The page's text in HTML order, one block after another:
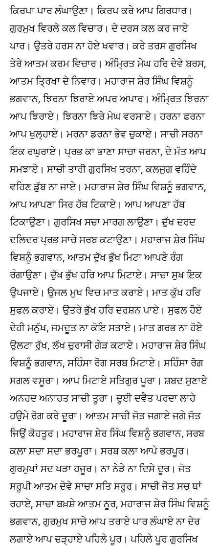
ਕਿਰਪਾ ਪਾਰ ਲੰਘਾਉਣਾ। ਕਿਰਪ ਕਰੇ ਆਪ ਗਿਰਧਾਰ।
ਗੁਰਮੁਖ ਵਿਰਲੇ ਕਲ ਵਿਚਾਰ। ਦੇ ਦਰਸ ਕਲ ਕਰ ਜਾਏ
ਪਾਰ। ਉਤਰੇ ਹਰਸ ਨਾ ਹੋਏ ਖਵਾਰ। ਕਰੇ ਤਰਸ ਗੁਰਸਿਖ
ਤੇਰੇ ਆਤਮ ਕਰਮ ਵਿਚਾਰ। ਅੰਮ੍ਰਿਤ ਮੇਘ ਹਰਿ ਦੇਵੇ ਬਰਸ,
ਆਤਮ ਤ੍ਰਿਖਾ ਦੇ ਨਿਵਾਰ। ਮਹਾਰਾਜ ਸ਼ੇਰ ਸਿੰਘ ਵਿਸ਼ਨੂੰ
ਭਗਵਾਨ, ਝਿਰਨਾ ਝਿਰਾਏ ਅਪਰ ਅਪਾਰ। ਅੰਮ੍ਰਿਤ ਝਿਰਨਾ
ਆਪ ਝਿਰਾਏ। ਝਿਰਨਾ ਝਿਰੇ ਮੇਘ ਵਰਸਾਏ। ਹਰਨਾ ਫਰਨਾ
ਆਪ ਖੁਲ੍ਹਾਏ। ਮਰਨਾ ਡਰਨਾ ਭੇਵ ਚੁਕਾਏ। ਸਾਚੀ ਸਰਨਾ
ਇਕ ਰਘੁਰਾਏ। ਪ੍ਰਭ ਕਾ ਭਾਣਾ ਸਾਚਾ ਜਰਨਾ, ਦੇ ਮੱਤ ਆਪ
ਸਮਝਾਏ। ਸਾਚੀ ਤਾਰੀ ਗੁਰਸਿਖ ਤਰਨਾ, ਕਲਜੁਗ ਵਹਿੰਦੇ
ਵਹਿਣ ਡੁੱਬ ਨਾ ਜਾਏ। ਮਹਾਰਾਜ ਸ਼ੇਰ ਸਿੰਘ ਵਿਸ਼ਨੂੰ ਭਗਵਾਨ,
ਆਪ ਆਪਣਾ ਸਿਰ ਹੱਥ ਟਿਕਾਏ। ਆਪ ਆਪਣਾ ਹੱਥ
ਟਿਕਾਉਣਾ। ਗੁਰਸਿਖ ਸਚਾ ਮਾਰਗ ਲਾਉਣਾ। ਦੁੱਖ ਦਰਦ
ਦਲਿਦਰ ਪ੍ਰਭ ਸਾਚੇ ਸਰਬ ਕਟਾਉਣਾ। ਮਹਾਰਾਜ ਸ਼ੇਰ ਸਿੰਘ
ਵਿਸ਼ਨੂੰ ਭਗਵਾਨ, ਆਤਮ ਦੁੱਖ ਭੁੱਖ ਮਿਟਾ ਆਪਣੇ ਰੰਗ
ਰੰਗਾਉਣਾ। ਦੁੱਖ ਭੁੱਖ ਹਰਿ ਆਪ ਮਿਟਾਏ। ਸਾਚਾ ਸੁਖ ਇਕ
ਉਪਜਾਏ। ਉਜਲ ਮੁਖ ਵਿਚ ਮਾਤ ਕਰਾਏ। ਮਾਤ ਕੁੱਖ ਹਰਿ
ਸੁਫਲ ਕਰਾਏ। ਉਤਰੇ ਭੁੱਖ ਹਰਿ ਦਰਸ਼ਨ ਪਾਏ। ਸੁਫਲ ਹੋਏ
ਦੇਹੀ ਮਨੁੱਖ, ਜਮਦੂਤ ਨਾ ਕੋਇ ਸਤਾਏ। ਮਾਤ ਗਰਭ ਨਾ ਹੋਏ
ਉਲਟਾ ਰੁੱਖ, ਲੱਖ ਚੁਰਾਸੀ ਗੇੜ ਕਟਾਏ। ਮਹਾਰਾਜ ਸ਼ੇਰ ਸਿੰਘ
ਵਿਸ਼ਨੂੰ ਭਗਵਾਨ, ਸਹਿੰਸਾ ਰੋਗ ਸਰਬ ਮਿਟਾਏ। ਸਹਿੰਸਾ ਰੋਗ
ਸਗਲ ਵਸੂਰਾ। ਆਪ ਮਿਟਾਏ ਸਤਿਗੁਰ ਪੂਰਾ। ਸ਼ਬਦ ਸੁਣਾਏ
ਅਨਹਦ ਅਨਾਹਤ ਸਾਚੀ ਤੂਰਾ। ਦੂਈ ਦਵੈਤ ਪਰਦਾ ਲਾਹੇ
ਹਉਮੇ ਰੋਗ ਕਰੇ ਦੂਰਾ। ਆਤਮ ਸਾਚੀ ਜੋਤ ਜਗਾਏ ਜਗੇ ਜੋਤ
ਜਿਉਂ ਕੋਹਤੂਰ। ਮਹਾਰਾਜ ਸ਼ੇਰ ਸਿੰਘ ਵਿਸ਼ਨੂੰ ਭਗਵਾਨ, ਸਰਬ
ਕਲਾ ਸਦਾ ਸਦਾ ਭਰਪੂਰਾ। ਸਰਬ ਕਲਾ ਆਪੇ ਭਰਪੂਰ।
ਗੁਰਮੁਖਾਂ ਸਦ ਖੜਾ ਹਜੂਰ। ਨਾ ਨੇੜੇ ਨਾ ਦਿਸੇ ਦੂਰ। ਜੋਤ
ਸਰੂਪੀ ਆਤਮ ਦੇਵੇ ਸਾਚਾ ਸਤਿ ਸਰੂਰ। ਸਾਚੀ ਜੋਤ ਸਚ ਥਾਂ
ਰਹਾਏ, ਸਾਚਾ ਬਖ਼ਸ਼ੇ ਆਤਮ ਨੂਰ, ਮਹਾਰਾਜ ਸ਼ੇਰ ਸਿੰਘ ਵਿਸ਼ਨੂੰ
ਭਗਵਾਨ, ਗੁਰਮੁਖ ਸਾਚੇ ਆਪ ਤਰਾਏ ਪਾਰ ਲੰਘਾਏ ਨਾ ਦੇਰ
ਲਗਾਏ ਆਪ ਚੜ੍ਹਾਏ ਪਹਿਲੇ ਪੂਰ। ਪਹਿਲੇ ਪੂਰ ਗੁਰਸਿਖ